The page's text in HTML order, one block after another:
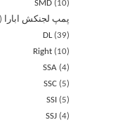
SMD
10
پمپ لجنکش ابارا
DL 39
Right
10
SSA 4
SSC
5
SSI
5
SSJ 4